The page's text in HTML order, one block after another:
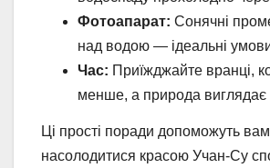
Фотоапарат: Сонячні
над водою — ідеальні умови
Час: Приїжджайте вранці,
менше, а природа виглядає
Ці прості поради допоможуть вам
насолодитися красою Учан-Су